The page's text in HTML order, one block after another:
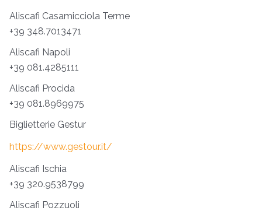
Aliscafi Casamicciola Terme
+39 348.7013471
Aliscafi Napoli
+39 081.4285111
Aliscafi Procida
+39 081.8969975
Biglietterie Gestur
https://www.gestour.it/
Aliscafi Ischia
+39 320.9538799
Aliscafi Pozzuoli